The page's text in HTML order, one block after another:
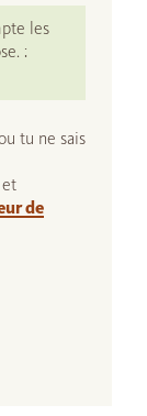
les
:
tu ne sais
de